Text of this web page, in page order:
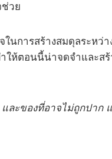
ช่วย
นการสร้างสมดุลระห
ห้ตอนนี้น่าจดจำและสร้
ละของที่อาจไม่ถูกปา